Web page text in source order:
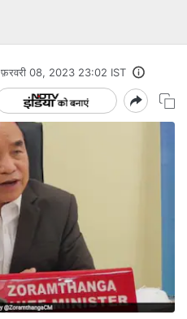
फ़रवरी 08, 2023 23:02 IST